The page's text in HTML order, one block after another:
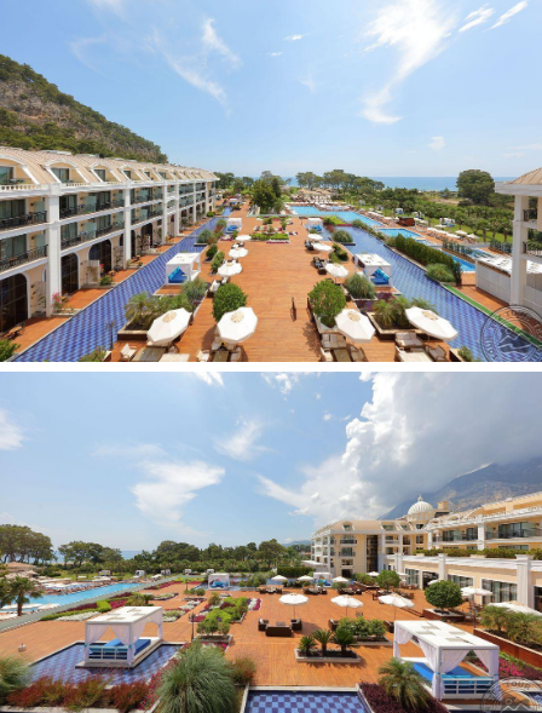
numeriai(miegamasis, išlankstoma sofa, sūkurine vonia,
maks. 2 asm., 52–67 m
2).
4 vieno kambario Honeymoon suite executive tipo
numeriai
(su vaizdu į jūrą, miegamasis, drabužinė,
išlankstoma sofa, sūkurinė vonia, maks. 2 asm., 79 m
1 dviejų aukštųPrestige suite tipo numeris
svetainė ir miegamasis, 2-ame aukšte miegamasis ir
drabužinė; 2 tualetai, 2 dušai, vonios kambarys, sūkurinė
vonia, terasa, maks. 4+1 asm., 149 m2).
2 dviejų aukštųPlatinum dublex suite with pool tipo
numeriai(su daliniu vaizdu į jūrą, abiejuose aukštuose
miegamieji, 2 tualetai, 2 dušai, terasa, privatus baseinas,
maks. 4+1 asm., 79 m
2 ).
Platinum Duplex Executive Suite No
(su daliniu vaizdu į jūrą, pirmame aukšte
svetainė ir miegamasis, antrame aukšte 2 miegamieji, 3
tualetai, 3 dušai, 2 vonios kambariai, 1 terasa, maks. 6 asm.,
1 dviejų aukštų
Platinum Duplex Executive Suite With
Pool tipo numeris(su daliniu vaizdu į jūrą, pirmame aukšte
svetainė ir miegamasis, antrame aukšte 2 miegamieji, 3
tualetai, 3 dušai, 2 vonios kambariai, 1 terasa, privatus
baseinas, maks. 6 asm., 165 m
).
Viešbučio kategorija šalyje - 5*
Kambariuose: